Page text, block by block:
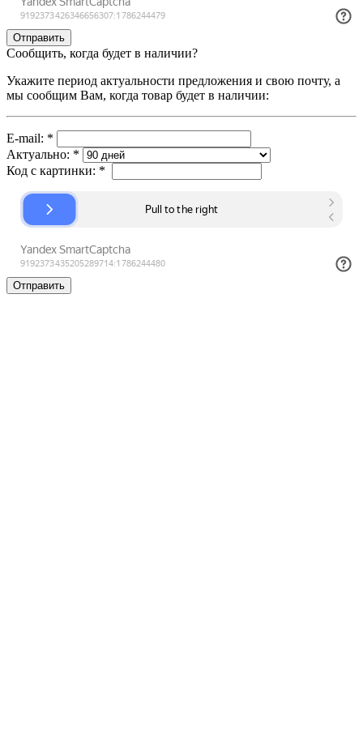
Сообщить, когда будет в наличии?
Укажите период актуальности предложения и свою почту, а
мы сообщим Вам, когда товар будет в наличии:
E-mail: *
Актуально: *
Код с картинки: *